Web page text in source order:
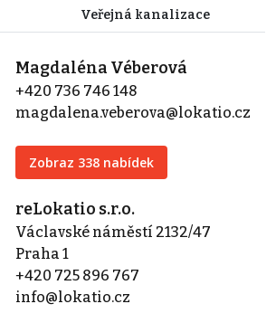
Veřejná kanalizace
Magdaléna Véberová
+420 736 746 148
magdalena.veberova@lokatio.cz
Zobraz 338 nabídek
reLokatio s.r.o.
Václavské náměstí 2132/47
Praha 1
+420 725 896 767
info@lokatio.cz